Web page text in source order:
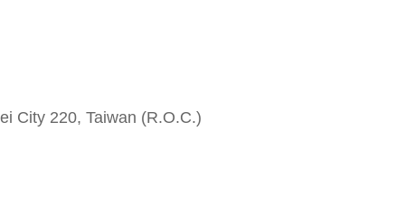
City 220, Taiwan (R.O.C.)